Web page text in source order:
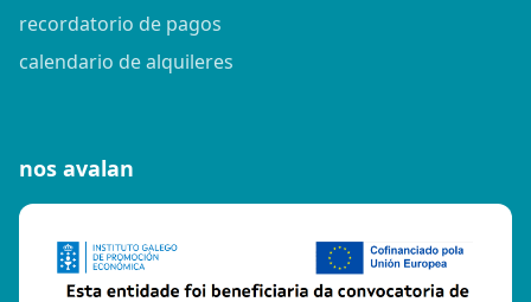
recordatorio de pagos
calendario de alquileres
nos avalan